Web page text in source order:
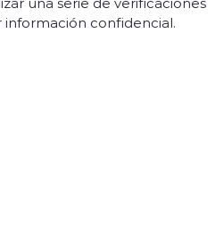
confidencial.